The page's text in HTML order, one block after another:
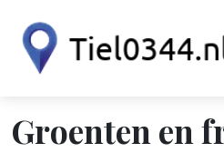
Groenten en